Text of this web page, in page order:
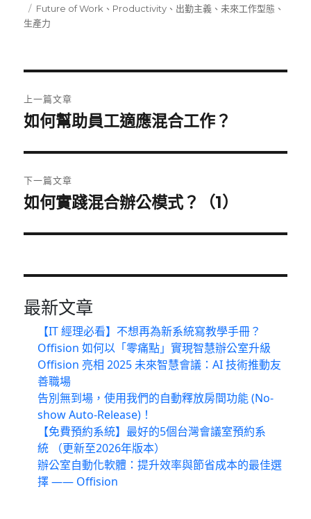
日
標
籤
Future of Work 、 Productivity 、 出勤主義 、未來工作型態 、
生產力
章
導
上一篇文章
上
篇
章:
如何幫助員工適應混合工作？
下一篇文章
下
篇
如何實踐混合辦公模式？（1）
最新文章
【IT 經理必看】不想再為新系統寫教學手冊？
Offision 如何以「零痛點」實現智慧辦公室升級
Offision 亮相 2025 未來智慧會議：AI 技術推動友
善職場
告別無到場，使用我們的自動釋放房間功能 (No-
show Auto-Release)！
【免費預約系統】最好的5個台灣會議室預約系
統 （更新至2026年版本）
辦公室自動化軟體：提升效率與節省成本的最佳選
擇 —— Offision